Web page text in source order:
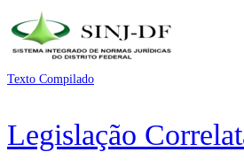
Texto Compilado
Legislação